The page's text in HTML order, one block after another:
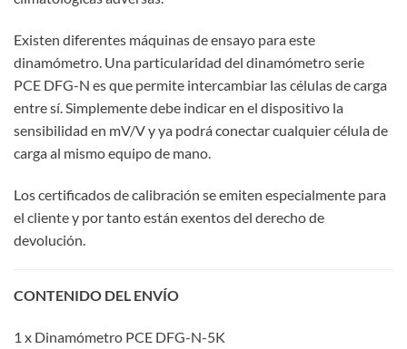
Existen diferentes máquinas de ensayo para este
dinamómetro. Una particularidad del dinamómetro serie
PCE DFG-N es que permite intercambiar las células de carga
entre sí. Simplemente debe indicar en el dispositivo la
sensibilidad en mV/V y ya podrá conectar cualquier célula de
carga al mismo equipo de mano.
Los certificados de calibración se emiten especialmente para
el cliente y por tanto están exentos del derecho de
devolución.
CONTENIDO DEL ENVÍO
1 x Dinamómetro PCE DFG-N-5K